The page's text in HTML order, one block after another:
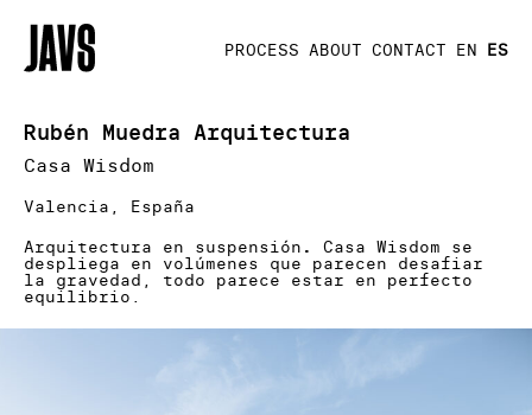
PROCESS ABOUT CONTACT EN ES
Rubén Muedra Arquitectura
Casa Wisdom
Valencia, España
Arquitectura en suspensión . Casa Wisdom se
despliega en volúmenes que parecen desafiar
la gravedad, todo parece estar en perfecto
equilibrio.